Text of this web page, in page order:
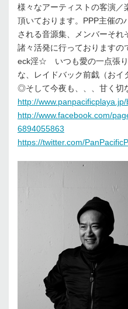
様々なアーティストの客演／
頂いております。PPP主催の
される音源集、メンバーそれ
諸々活発に行っておりますの
eck淫☆ いつも愛の一点張り
な、レイドバック前戯（おイ
◎そして今夜も、、、甘く切
http://
http://www.facebook.com/
6894055863
https://twitter.com/